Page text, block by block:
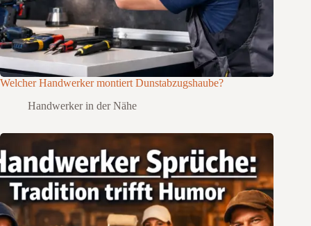
Welcher Handwerker montiert Dunstabzugshaube?
Handwerker in der Nähe